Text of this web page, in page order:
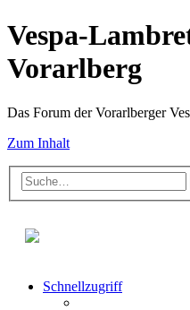
Vespa-
Vorarlberg
Das Forum der Vorarlberger
Zum Inhalt
Schnellzugriff